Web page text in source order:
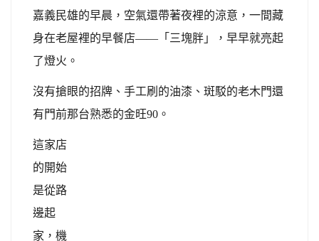
嘉義民雄的早晨，空氣還帶著夜裡的涼意，一間藏
身在老屋裡的早餐店——「三塊胖」，早早就亮起
了燈火。
沒有搶眼的招牌、手工刷的油漆、斑駁的老木門還
有門前那台熟悉的金旺90。
這家店
的開始
是從路
邊起
家，機